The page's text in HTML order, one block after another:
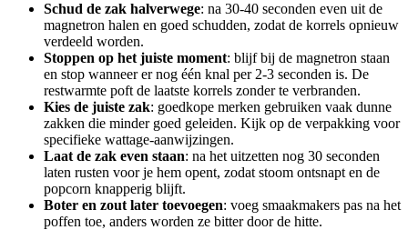
Schud de zak halverwege: na 30-40 seconden even uit de
magnetron halen en goed schudden, zodat de korrels opnieuw
verdeeld worden.
Stoppen op het juiste moment: blijf bij de magnetron staan
en stop wanneer er nog één knal per 2-3 seconden is. De
restwarmte poft de laatste korrels zonder te verbranden.
Kies de juiste zak: goedkope merken gebruiken vaak dunne
zakken die minder goed geleiden. Kijk op de verpakking voor
specifieke wattage-aanwijzingen.
Laat de zak even staan: na het uitzetten nog 30 seconden
laten rusten voor je hem opent, zodat stoom ontsnapt en de
popcorn knapperig blijft.
Boter en zout later toevoegen: voeg smaakmakers pas na het
poffen toe, anders worden ze bitter door de hitte.